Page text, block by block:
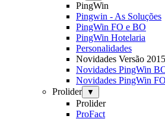
PingWin
Pingwin - As Soluções
PingWin FO e BO
PingWin Hotelaria
Personalidades
Novidades Versão 2015
Novidades PingWin
Novidades PingWin
Prolider
▼
Prolider
ProFact